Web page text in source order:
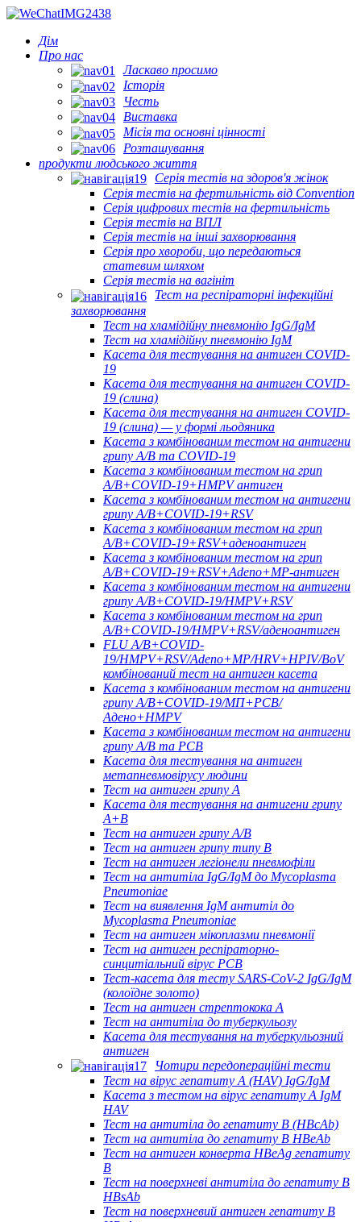
Дім
Про нас
Ласкаво просимо
Історія
Честь
Виставка
Місія та основні цінності
Розташування
продукти людського життя
Серія тестів на здоров'я жінок
Серія тестів на фертильність від Convention
Серія цифрових тестів на фертильність
Серія тестів на ВПЛ
Серія тестів на інші захворювання
Серія про хвороби, що передаються
статевим шляхом
Серія тестів на вагініт
Тест на респіраторні інфекційні
захворювання
Тест на хламідійну пневмонію IgG/IgM
Тест на хламідійну пневмонію IgM
Касета для тестування на антиген COVID-
19
Касета для тестування на антиген COVID-
19 (слина)
Касета для тестування на антиген COVID-
19 (слина) — у формі льодяника
Касета з комбінованим тестом на антигени
грипу A/B та COVID-19
Касета з комбінованим тестом на грип
A/B+COVID-19+HMPV антиген
Касета з комбінованим тестом на антигени
грипу A/B+COVID-19+RSV
Касета з комбінованим тестом на грип
A/B+COVID-19+RSV+аденоантиген
Касета з комбінованим тестом на грип
A/B+COVID-19+RSV+Adeno+MP-антиген
Касета з комбінованим тестом на антигени
грипу A/B+COVID-19/HMPV+RSV
Касета з комбінованим тестом на грип
A/B+COVID-19/HMPV+RSV/аденоантиген
FLU A/B+COVID-
19/HMPV+RSV/Adeno+MP/HRV+HPIV/BoV
комбінований тест на антиген касета
Касета з комбінованим тестом на антигени
грипу A/B+COVID-19/МП+РСВ/
Адено+HMPV
Касета з комбінованим тестом на антигени
грипу A/B та РСВ
Касета для тестування на антиген
метапневмовірусу людини
Тест на антиген грипу A
Касета для тестування на антигени грипу
A+B
Тест на антиген грипу A/B
Тест на антиген грипу типу B
Тест на антиген легіонели пневмофіли
Тест на антитіла IgG/IgM до Mycoplasma
Pneumoniae
Тест на виявлення IgM антитіл до
Mycoplasma Pneumoniae
Тест на антиген мікоплазми пневмонії
Тест на антиген респіраторно-
синцитіальний вірус РСВ
Тест-касета для тесту SARS-CoV-2 IgG/IgM
(колоїдне золото)
Тест на антиген стрептокока А
Тест на антитіла до туберкульозу
Касета для тестування на туберкульозний
антиген
Чотири передопераційні тести
Тест на вірус гепатиту А (HAV) IgG/IgM
Касета з тестом на вірус гепатиту А IgM
HAV
Тест на антитіла до гепатиту B (HBcAb)
Тест на антитіла до гепатиту B HBeAb
Тест на антиген конверта HBeAg гепатиту
B
Тест на поверхневі антитіла до гепатиту B
HBsAb
Тест на поверхневий антиген гепатиту B